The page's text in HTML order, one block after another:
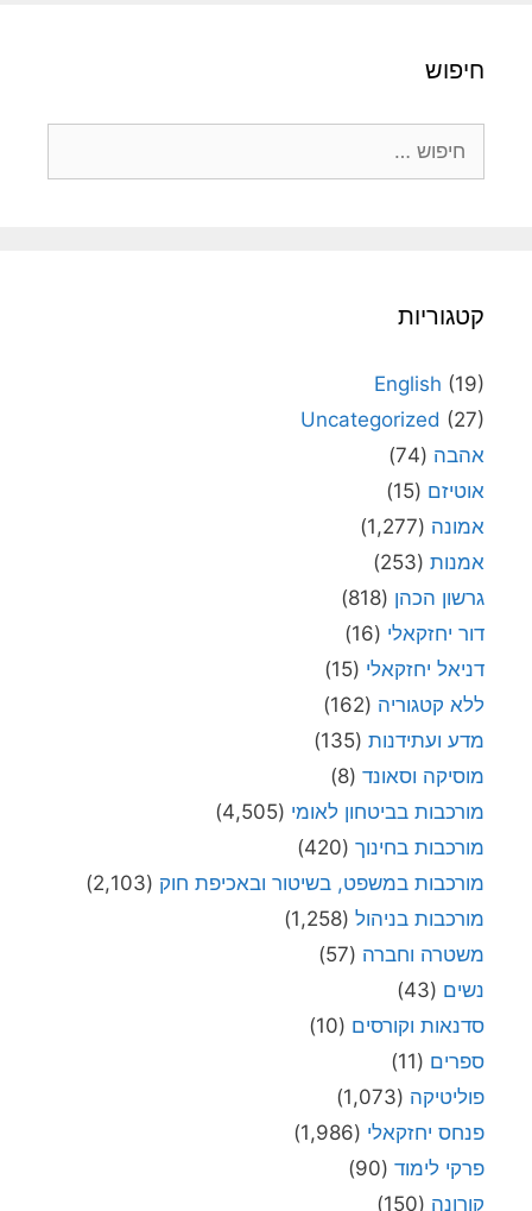
חיפוש
קטגוריות
English (19)
Uncategorized (27)
אהבה (74)
אוטיזם (15)
אמונה (1,277)
אמנות (253)
גרשון הכהן (818)
דור יחזקאלי (16)
דניאל יחזקאלי (15)
ללא קטגוריה (162)
מדע ועתידנות (135)
מוסיקה וסאונד (8)
מורכבות בביטחון לאומי (4,505)
מורכבות בחינוך (420)
מורכבות במשפט, בשיטור ובאכיפת חוק (2,103)
מורכבות בניהול (1,258)
משטרה וחברה (57)
נשים (43)
סדנאות וקורסים (10)
ספרים (11)
פוליטיקה (1,073)
פנחס יחזקאלי (1,986)
פרקי לימוד (90)
קורונה (150)